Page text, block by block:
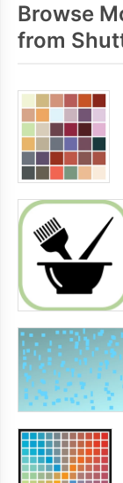
Browse
from